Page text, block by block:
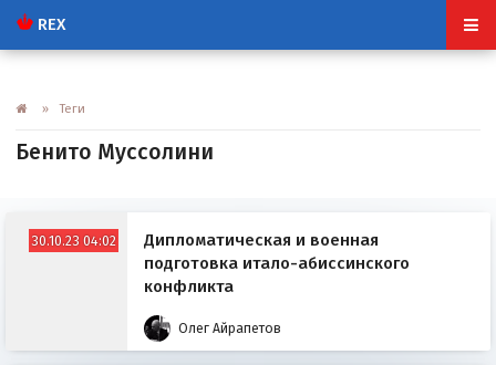
REX
» Теги
Бенито Муссолини
30.10.23 04:02
Дипломатическая и военная
подготовка итало-абиссинского
конфликта
Олег Айрапетов